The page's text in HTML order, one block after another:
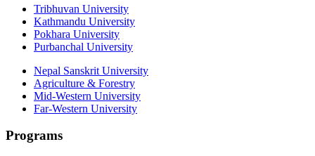
Tribhuvan University
Kathmandu University
Pokhara University
Purbanchal University
Nepal Sanskrit University
Agriculture & Forestry
Mid-Western University
Far-Western University
Programs